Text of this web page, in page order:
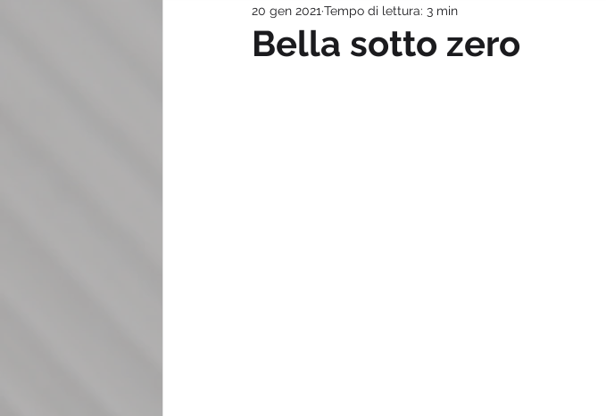
Bella sotto zero
20 gen 2021 Tempo di lettura: 3 min